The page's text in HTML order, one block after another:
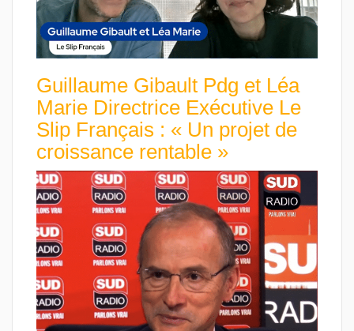
Guillaume Gibault Pdg et Léa
Marie Directrice Exécutive Le
Slip Français : « Un projet de
croissance rentable »